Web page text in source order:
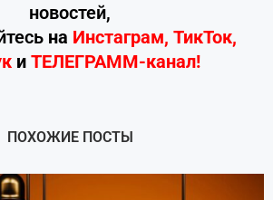
новостей,
на Инстаграм, ТикТок,
и ТЕЛЕГРАММ-канал!
ПОХОЖИЕ ПОСТЫ